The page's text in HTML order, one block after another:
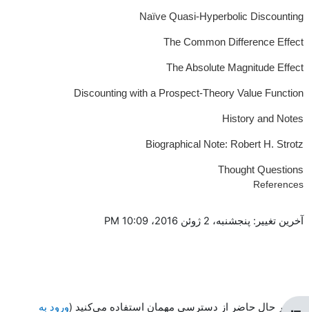
Naïve Quasi-Hyperbolic Discounting
The Common Difference Effect
The Absolute Magnitude Effect
Discounting with a Prospect-Theory Value Function
History and Notes
Biographical Note: Robert H. Strotz
Thought Questions
References
آخرین تغییر: پنجشنبه، 2 ژوئن 2016، 10:09 PM
در حال حاضر از دسترسی مهمان استفاده می‌کنید (ورود به